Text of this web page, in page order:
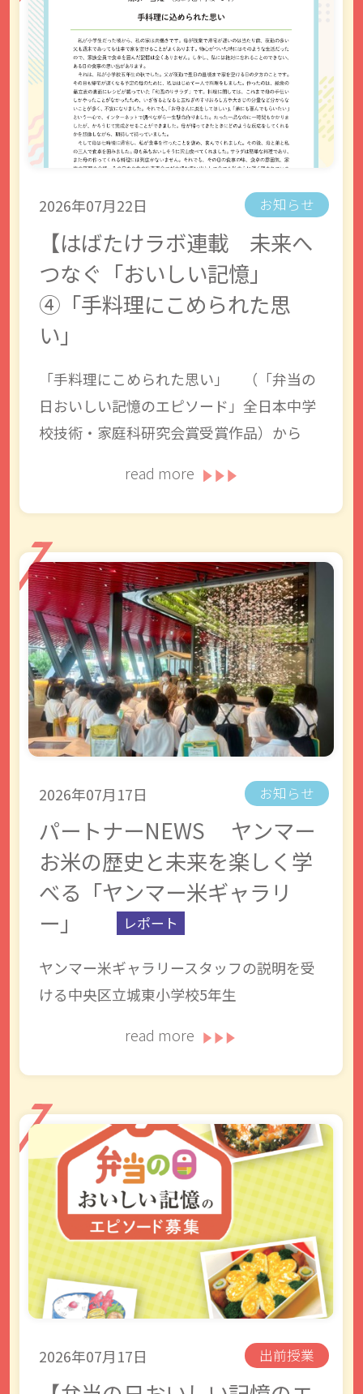
2026年07月22日 お知らせ
【はばたけラボ連載 未来へ
つなぐ「おいしい記憶」
④「手料理にこめられた思
い」
「手料理にこめられた思い」 （「弁当の
日おいしい記憶のエピソード」全日本中学
校技術・家庭科研究会賞受賞作品）から
read more
2026年07月17日 お知らせ
パートナーNEWS ヤンマー
お米の歴史と未来を楽しく学
べる「ヤンマー米ギャラリ
ー」
レポート
ヤンマー米ギャラリースタッフの説明を受
ける中央区立城東小学校5年生
read more
2026年07月17日 出前授業